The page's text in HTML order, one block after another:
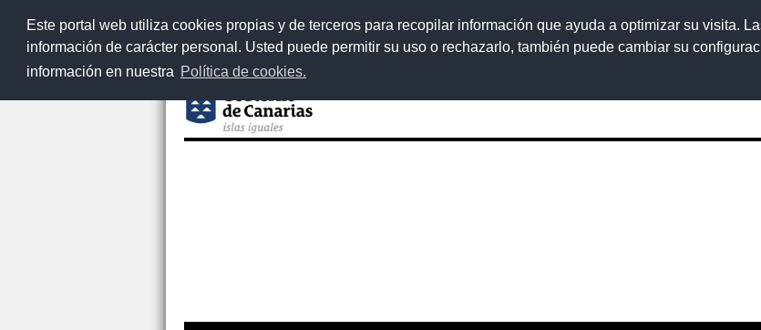
Este portal web utiliza cookies propias y de terceros para recopilar información que ayuda a optimizar su visita.
información de carácter personal. Usted puede permitir su uso o rechazarlo, también puede cambiar su
información en nuestra Política de cookies.